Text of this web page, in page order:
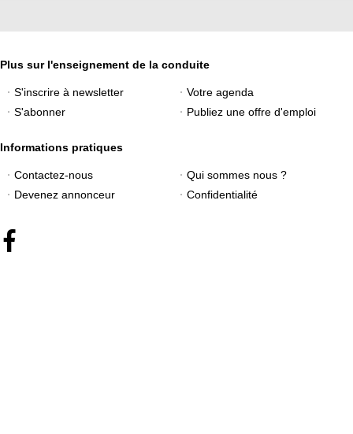
Plus sur l'enseignement de la conduite
S'inscrire à newsletter
Votre agenda
S'abonner
Publiez une offre d'emploi
Informations pratiques
Contactez-nous
Qui sommes nous ?
Devenez annonceur
Confidentialité